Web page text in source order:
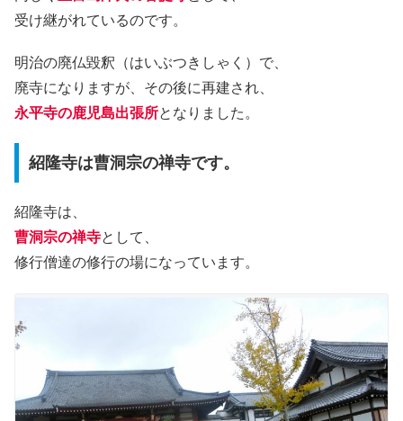
受け継がれているのです。
明治の廃仏毀釈（はいぶつきしゃく）で、
廃寺になりますが、その後に再建され、
永平寺の鹿児島出張所となりました。
紹隆寺は曹洞宗の禅寺です。
紹隆寺は、
曹洞宗の禅寺として、
修行僧達の修行の場になっています。